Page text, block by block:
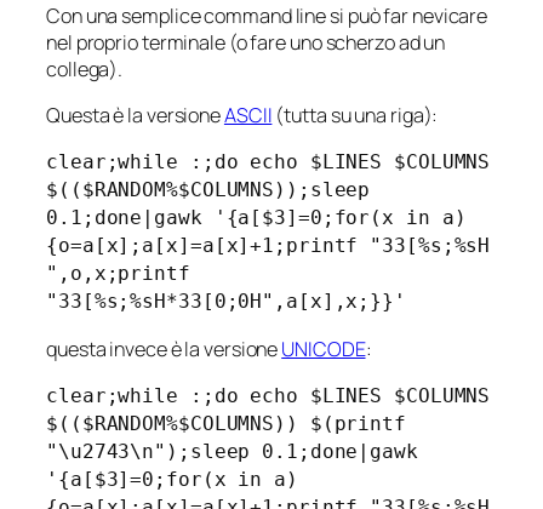
Con una semplicecommand linesi può far nevicare
nel proprio terminale (o fare uno scherzo ad un
collega).
Questa è la versioneASCII (tutta su una riga):
clear;while :;do echo $LINES $COLUMNS
$(($RANDOM%$COLUMNS));sleep
0.1;done|gawk '{a[$3]=0;for(x in a)
{o=a[x];a[x]=a[x]+1;printf "33[%s;%sH
",o,x;printf
"33[%s;%sH*33[0;0H",a[x],x;}}'
questa invece è la versioneUNICODE:
clear;while :;do echo $LINES $COLUMNS
$(($RANDOM%$COLUMNS)) $(printf
"\u2743\n");sleep 0.1;done|gawk
'{a[$3]=0;for(x in a)